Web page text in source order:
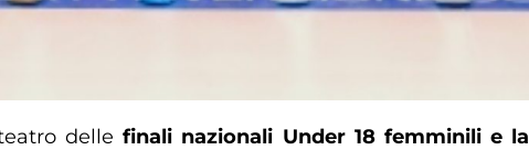
dellefinali nazionali Under 18 femminili e la